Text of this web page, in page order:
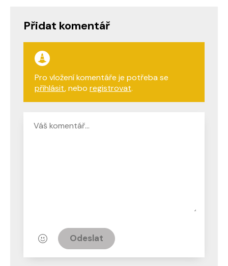
Přidat komentář
Pro vložení komentáře je potřeba se
přihlásit, nebo registrovat.
Odeslat